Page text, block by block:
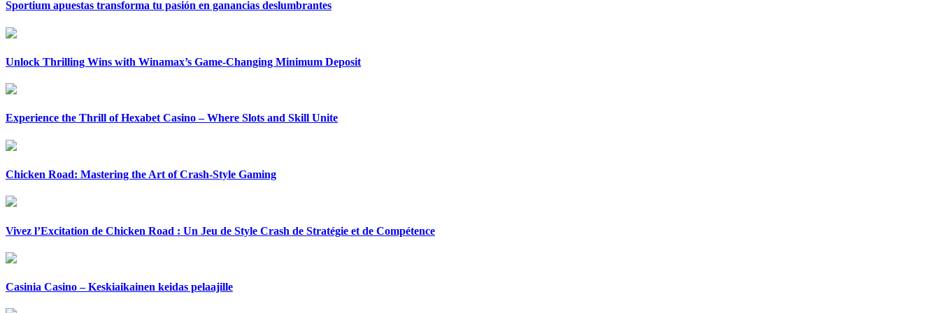
Sportium apuestas transforma tu pasión en ganancias deslumbrantes
Unlock Thrilling Wins with Winamax’s Game-Changing Minimum Deposit
Experience the Thrill of Hexabet Casino – Where Slots and Skill Unite
Chicken Road: Mastering the Art of Crash-Style Gaming
Vivez l’Excitation de Chicken Road : Un Jeu de Style Crash de Stratégie et de Compétence
Casinia Casino – Keskiaikainen keidas pelaajille